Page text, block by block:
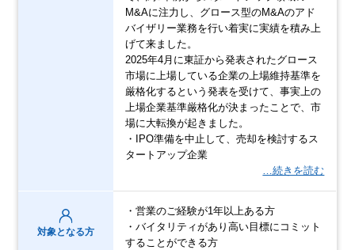
M&Aに注力し、グロース型のM&Aのアド
バイザリー業務を行い着実に実績を積み上
げて来ました。
2025年4月に東証から発表されたグロース
市場に上場している企業の上場維持基準を
厳格化するという発表を受けて、事実上の
上場企業基準厳格化が決まったことで、市
場に大転換が起きました。
・IPO準備を中止して、売却を検討するス
タートアップ企業
…続きを読む
対象となる方
・営業のご経験が1年以上ある方
・バイタリティがあり高い目標にコミット
することができる方